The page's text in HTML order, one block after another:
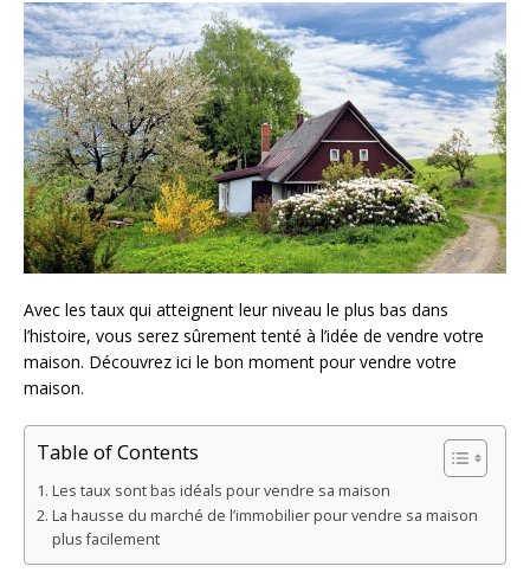
Avec les taux qui atteignent leur niveau le plus bas dans
l’histoire, vous serez sûrement tenté à l’idée de vendre votre
maison. Découvrez ici le bon moment pour vendre votre
maison.
Table of Contents
Les taux sont bas idéals pour vendre sa maison
La hausse du marché de l’immobilier pour vendre sa maison
plus facilement